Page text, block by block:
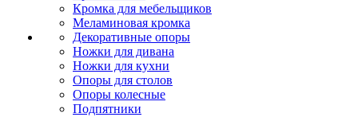
Кромка для мебельщиков
Меламиновая кромка
Декоративные опоры
Ножки для дивана
Ножки для кухни
Опоры для столов
Опоры колесные
Подпятники